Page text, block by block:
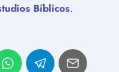
Bíblicos.